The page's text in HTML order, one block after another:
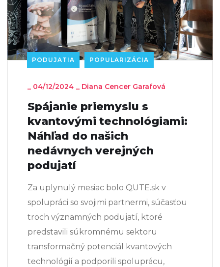
PODUJATIA POPULARIZÁCIA
_ 04/12/2024 _ Diana Cencer Garafová
Spájanie priemyslu s
kvantovými technológiami:
Náhľad do našich
nedávnych verejných
podujatí
Za uplynulý mesiac bolo QUTE.sk v
spolupráci so svojimi partnermi, súčasťou
troch významných podujatí, ktoré
predstavili súkromnému sektoru
transformačný potenciál kvantových
technológií a podporili spoluprácu,